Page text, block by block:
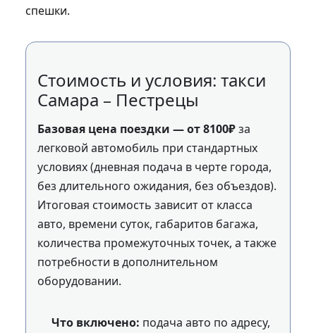
спешки.
Стоимость и условия: такси
Самара – Пестрецы
Базовая цена поездки — от 8100₽за
легковой автомобиль при стандартных
условиях (дневная подача в черте города,
без длительного ожидания, без объездов).
Итоговая стоимость зависит от класса
авто, времени суток, габаритов багажа,
количества промежуточных точек, а также
потребности в дополнительном
оборудовании.
Что включено: подача авто по адресу,